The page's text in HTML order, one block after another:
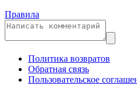
Правила
Политика возвратов
Обратная связь
Пользовательское